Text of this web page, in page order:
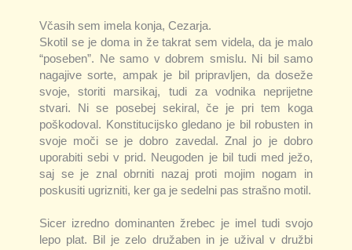
Včasih sem imela konja, Cezarja.
Skotil se je doma in že takrat sem videla, da je malo
“poseben”. Ne samo v dobrem smislu. Ni bil samo
nagajive sorte, ampak je bil pripravljen, da doseže
svoje, storiti marsikaj, tudi za vodnika neprijetne
stvari. Ni se posebej sekiral, če je pri tem koga
poškodoval. Konstitucijsko gledano je bil robusten in
svoje moči se je dobro zavedal. Znal jo je dobro
uporabiti sebi v prid. Neugoden je bil tudi med ježo,
saj se je znal obrniti nazaj proti mojim nogam in
poskusiti ugrizniti, ker ga je sedelni pas strašno motil.
Sicer izredno dominanten žrebec je imel tudi svojo
lepo plat. Bil je zelo družaben in je užival v družbi